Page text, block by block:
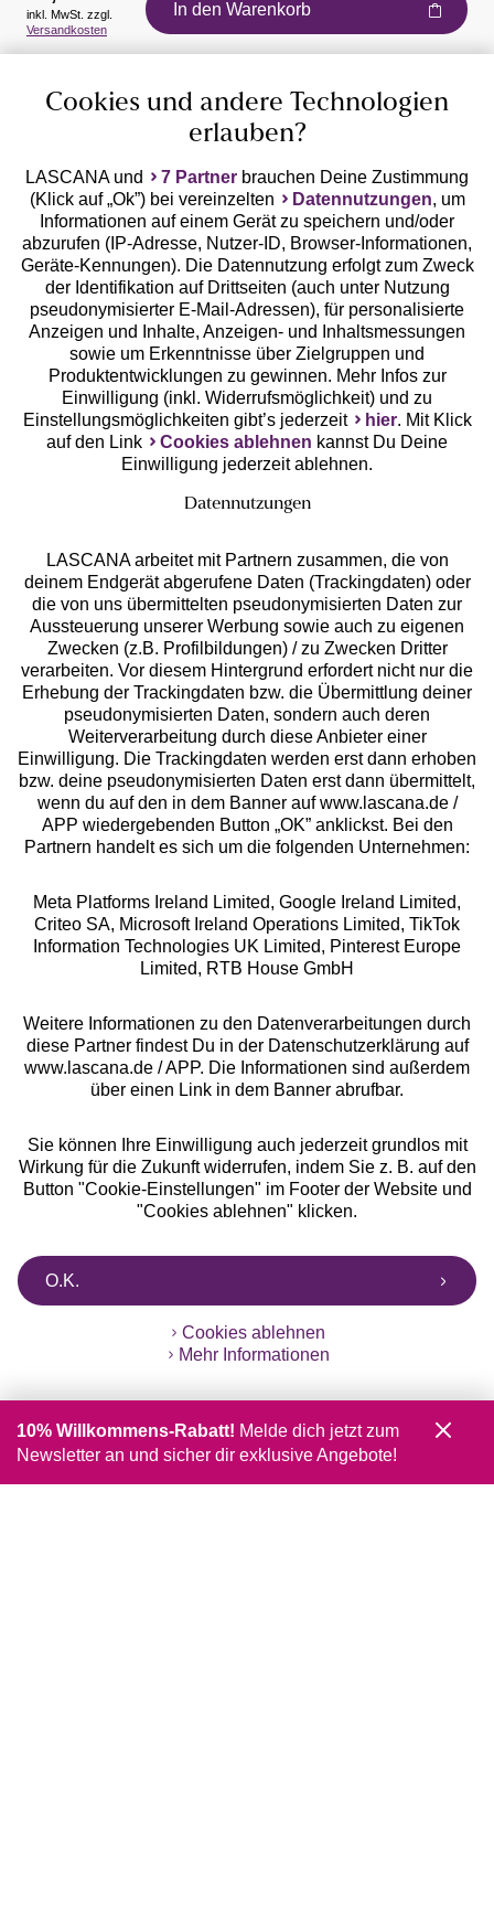
Auszeichnungen
Geprüfte Sicherheit
Unsere Apps
Services
Beratung
Über uns
Rechtliches
Alle Preise inkl. MwSt., zzgl.
Versandkosten
** Bonität vorausgesetzt, berechtigt zur Bonitätsprüfung
inkl. MwSt. zzgl.
Versandkosten
In den Warenkorb
Cookies und andere Technologien
erlauben?
LASCANA und 7 Partner brauchen Deine Zustimmung
(Klick auf „Ok”) bei vereinzelten
Datennutzungen, um
Informationen auf einem Gerät zu speichern und/oder
abzurufen (IP-Adresse, Nutzer-ID, Browser-Informationen,
Geräte-Kennungen). Die Datennutzung erfolgt zum Zweck
der Identifikation auf Drittseiten (auch unter Nutzung
pseudonymisierter E-Mail-Adressen), für personalisierte
Anzeigen und Inhalte, Anzeigen- und Inhaltsmessungen
sowie um Erkenntnisse über Zielgruppen und
Produktentwicklungen zu gewinnen. Mehr Infos zur
Einwilligung (inkl. Widerrufsmöglichkeit) und zu
Einstellungsmöglichkeiten gibt’s jederzeit
hier. Mit Klick
auf den Link
Cookies ablehnen kannst Du Deine
Einwilligung jederzeit ablehnen.
Datennutzungen
LASCANA arbeitet mit Partnern zusammen, die von
deinem Endgerät abgerufene Daten (Trackingdaten) oder
die von uns übermittelten pseudonymisierten Daten zur
Aussteuerung unserer Werbung sowie auch zu eigenen
Zwecken (z.B. Profilbildungen) / zu Zwecken Dritter
verarbeiten. Vor diesem Hintergrund erfordert nicht nur die
Erhebung der Trackingdaten bzw. die Übermittlung deiner
pseudonymisierten Daten, sondern auch deren
Weiterverarbeitung durch diese Anbieter einer
Einwilligung. Die Trackingdaten werden erst dann erhoben
bzw. deine pseudonymisierten Daten erst dann übermittelt,
wenn du auf den in dem Banner auf www.lascana.de /
APP wiedergebenden Button „OK” anklickst. Bei den
Partnern handelt es sich um die folgenden Unternehmen:
Meta Platforms Ireland Limited, Google Ireland Limited,
Criteo SA, Microsoft Ireland Operations Limited, TikTok
Information Technologies UK Limited, Pinterest Europe
Limited, RTB House GmbH
Weitere Informationen zu den Datenverarbeitungen durch
diese Partner findest Du in der Datenschutzerklärung auf
www.lascana.de / APP. Die Informationen sind außerdem
über einen Link in dem Banner abrufbar.
Sie können Ihre Einwilligung auch jederzeit grundlos mit
Wirkung für die Zukunft widerrufen, indem Sie z. B. auf den
Button "Cookie-Einstellungen" im Footer der Website und
"Cookies ablehnen" klicken.
O.K.
Cookies ablehnen
Mehr Informationen
10% Willkommens-Rabatt! Melde dich jetzt zum
Newsletter an und sicher dir exklusive Angebote!